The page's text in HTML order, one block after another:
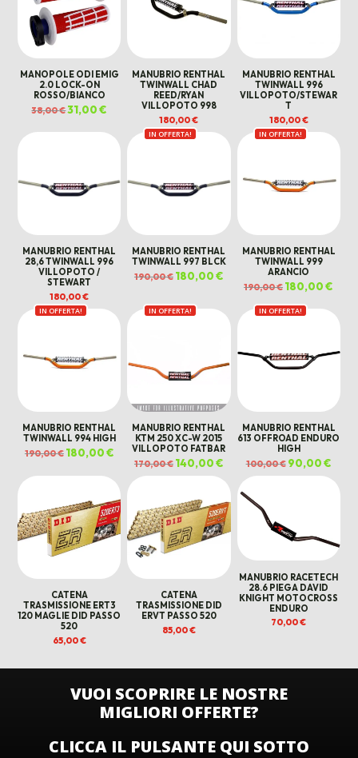
MANOPOLE ODI EMIG
2.0 LOCK-ON
ROSSO/BIANCO
38,00€Il
prezzo
era:
31,00€
è:
31,00 €.
MANUBRIO RENTHAL
TWINWALL CHAD
REED/RYAN
VILLOPOTO 998
180,00€
MANUBRIO RENTHAL
TWINWALL 996
VILLOPOTO/STEWAR
T
180,00€
MANUBRIO RENTHAL
28,6 TWINWALL 996
VILLOPOTO /
STEWART
180,00€
IN OFFERTA!
MANUBRIO RENTHAL
TWINWALL 997 BLCK
190,00€ Il
prezzo
190,00 €.
180,00€Il
prezzo
attuale
180,00 €.
IN OFFERTA!
MANUBRIO RENTHAL
TWINWALL 999
ARANCIO
190,00€ Il
prezzo
era:
190,00 €.
180,00€
IN OFFERTA!
MANUBRIO RENTHAL
TWINWALL 994 HIGH
190,00€ Il
prezzo
era:
180,00€Il
prezzo
attuale
180,00 €.
IN OFFERTA!
MANUBRIO RENTHAL
KTM 250 XC-W 2015
VILLOPOTO FATBAR
170,00€ Il
prezzo
originale
140,00€Il
prezzo
attuale
è:
140,00 €.
IN OFFERTA!
MANUBRIO RENTHAL
613 OFFROAD ENDURO
HIGH
100,00€ Il
prezzo
originale
90,00€Il
è:
CATENA
TRASMISSIONE ERT3
120 MAGLIE DID PASSO
520
65,00€
CATENA
TRASMISSIONE DID
ERVT PASSO 520
85,00€
MANUBRIO RACETECH
28.6 PIEGA DAVID
KNIGHT MOTOCROSS
ENDURO
70,00€
VUOI SCOPRIRE LE NOSTRE
MIGLIORI OFFERTE?
CLICCA IL PULSANTE QUI SOTTO